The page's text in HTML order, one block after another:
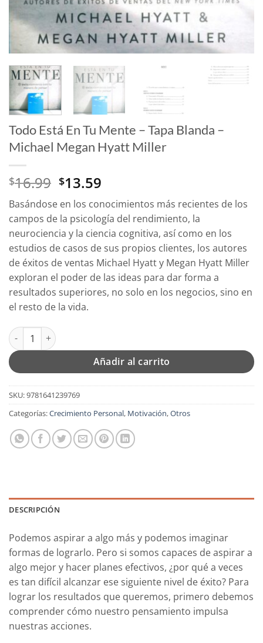
Todo Está En Tu Mente – Tapa Blanda –
Michael Megan Hyatt Miller
$16.99 El
precio
original
era:
$16.99.
$13.59
precio
actual
es:
$13.59.
Basándose en los conocimientos más recientes de los
campos de la psicología del rendimiento, la
neurociencia y la ciencia cognitiva, así como en los
estudios de casos de sus propios clientes, los autores
de éxitos de ventas Michael Hyatt y Megan Hyatt Miller
exploran el poder de las ideas para dar forma a
resultados superiores, no solo en los negocios, sino en
el resto de la vida.
Todo Está En Tu Mente - Tapa Blanda - Michael Megan Hyatt
Añadir al carrito
SKU:9781641239769
Categorías:Crecimiento Personal, Motivación,Otros
DESCRIPCIÓN
Podemos aspirar a algo más y podemos imaginar
formas de lograrlo. Pero si somos capaces de aspirar a
algo mejor y hacer planes efectivos, ¿por qué a veces
es tan difícil alcanzar ese siguiente nivel de éxito? Para
lograr los resultados que queremos, primero debemos
comprender cómo nuestro pensamiento impulsa
nuestras acciones.